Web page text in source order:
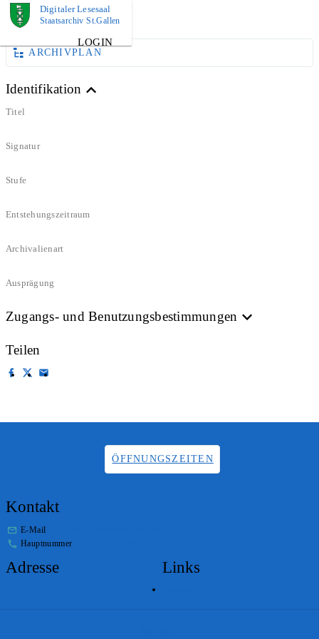
Digitaler Lesesaal
Staatsarchiv St.Gallen
LOGIN
DOKUMENT
ARCHIVPLAN
Identifikation
Titel
Signatur
Stufe
Entstehungszeitraum
Archivalienart
Ausprägung
Zugangs- und Benutzungsbestimmungen
Teilen
ÖFFNUNGSZEITEN
Kontakt
E-Mail
Hauptnummer
Adresse Links